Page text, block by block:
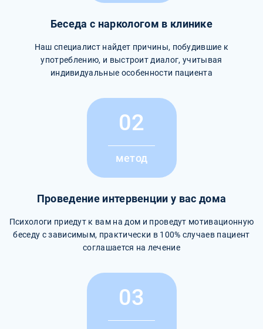
Беседа с наркологом в клинике
Наш специалист найдет причины, побудившие к
употреблению, и выстроит диалог, учитывая
индивидуальные особенности пациента
02
метод
Проведение интервенции у вас дома
Психологи приедут к вам на дом и проведут мотивационную
беседу с зависимым, практически в 100% случаев пациент
соглашается на лечение
03